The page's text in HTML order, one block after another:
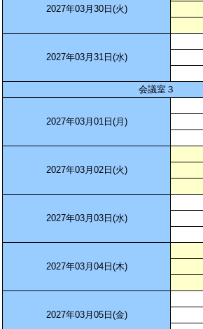
2027年03月30日(火)
2027年03月31日(水)
会議室３
2027年03月01日(月)
2027年03月02日(火)
2027年03月03日(水)
2027年03月04日(木)
2027年03月05日(金)